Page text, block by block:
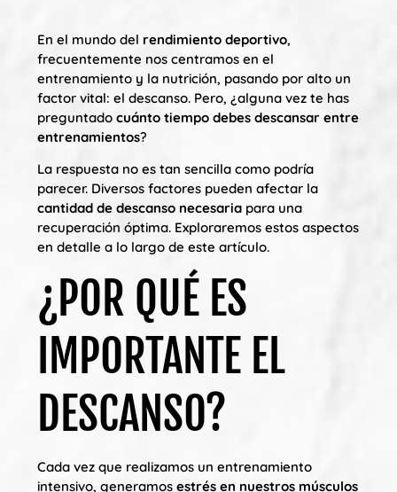
En el mundo del rendimiento deportivo,
frecuentemente nos centramos en el
entrenamiento y la nutrición, pasando por alto un
factor vital: el descanso. Pero, ¿alguna vez te has
preguntado cuánto tiempo debes descansar entre
entrenamientos?
La respuesta no es tan sencilla como podría
parecer. Diversos factores pueden afectar la
cantidad de descanso necesaria para una
recuperación óptima. Exploraremos estos aspectos
en detalle a lo largo de este artículo.
¿POR QUÉ ES
IMPORTANTE EL
DESCANSO?
Cada vez que realizamos un entrenamiento
intensivo, generamos estrés en nuestros músculos